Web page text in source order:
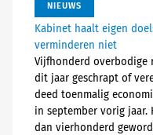
NIEUWS
Kabinet haalt eigen
verminderen niet
Vijfhonderd overbodige
dit jaar geschrapt of
deed toenmalig
in september vorig
dan vierhonderd